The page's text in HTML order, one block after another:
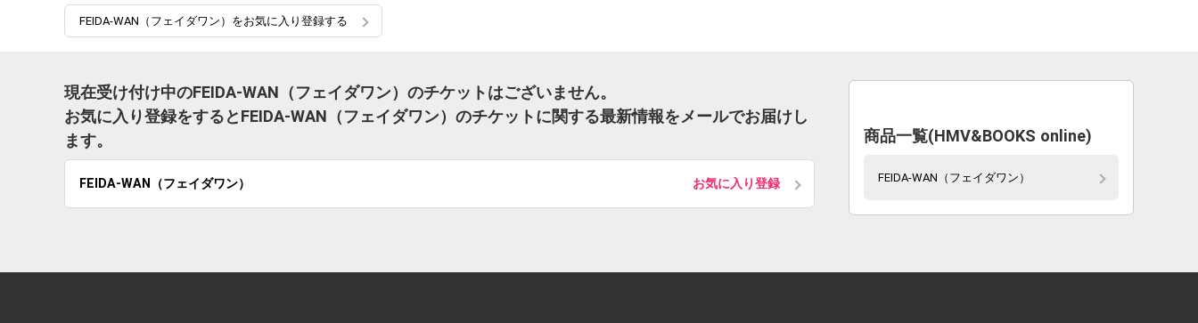
FEIDA-WAN（フェイダワン）をお気に入り登録する
現在受け付け中のFEIDA-WAN（フェイダワン）のチケットはございません。
お気に入り登録をするとFEIDA-WAN（フェイダワン）のチケットに関する最新情報をメールでお届けし
ます。
FEIDA-WAN（フェイダワン） お気に入り登録
商品一覧(HMV&BOOKS online)
FEIDA-WAN（フェイダワン）